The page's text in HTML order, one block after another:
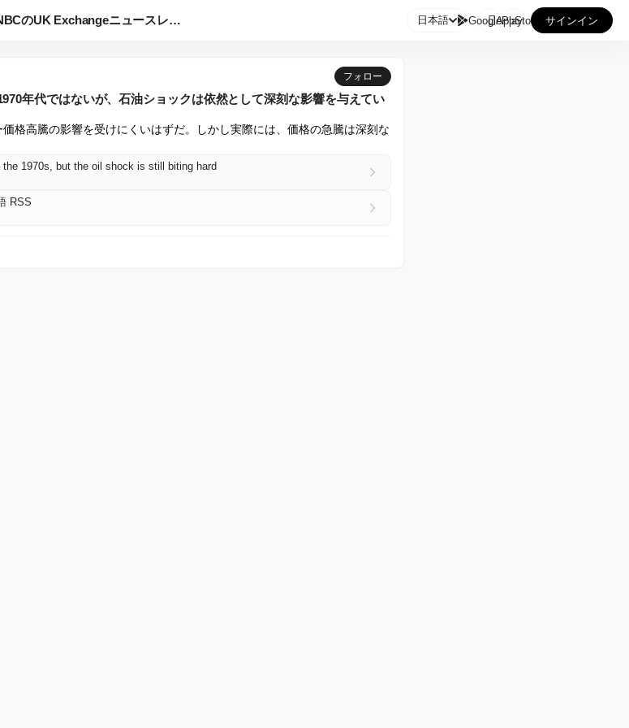
CNBCのUK Exchangeニュースレター：1970年代... 日本語 GooglePlay
AppStore サインイン
フォロー
年代ではないが、石油ショックは依然として深刻な影響を与えてい
格高騰の影響を受けにくいはずだ。しかし実際には、価格の急騰は深刻な
1970s, but the oil shock is still biting hard
RSS